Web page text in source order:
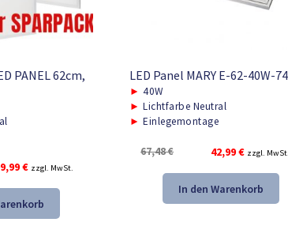
PANEL 62cm,
€
€Aktueller
ist:
99,99 €.
zzgl. MwSt.
LED Panel MARY E-62-40W-
► 40W
► Lichtfarbe Neutral
► Einlegemontage
67,48€
Ursprünglicher
war:
67,48 €
42,99€Aktueller
ist:
42,99 €.
zzgl. MwSt.
In den Warenkorb